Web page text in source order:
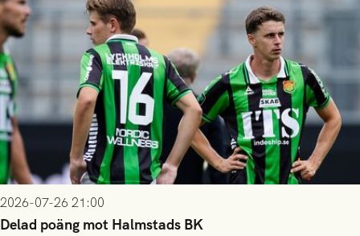
2026-07-26 21:00
Delad poäng mot Halmstads BK